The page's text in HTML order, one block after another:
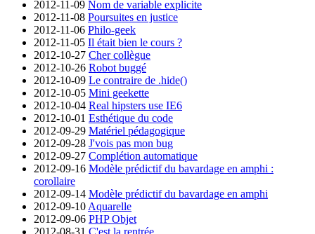
2012-11-09 Nom de variable explicite
2012-11-08 Poursuites en justice
2012-11-06 Philo-geek
2012-11-05 Il était bien le cours ?
2012-10-27 Cher collègue
2012-10-26 Robot buggé
2012-10-09 Le contraire de .hide()
2012-10-05 Mini geekette
2012-10-04 Real hipsters use IE6
2012-10-01 Esthétique du code
2012-09-29 Matériel pédagogique
2012-09-28 J'vois pas mon bug
2012-09-27 Complétion automatique
2012-09-16 Modèle prédictif du bavardage en amphi :
corollaire
2012-09-14 Modèle prédictif du bavardage en amphi
2012-09-10 Aquarelle
2012-09-06 PHP Objet
2012-08-31 C'est la rentrée